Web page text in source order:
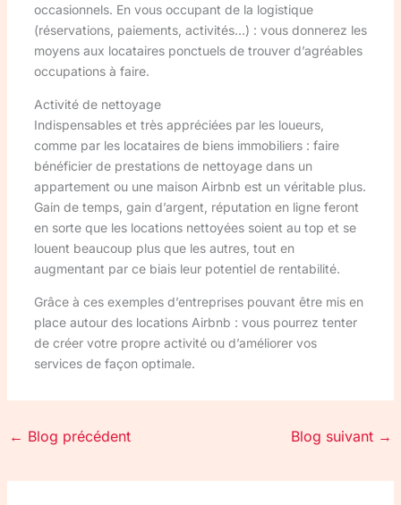
occasionnels. En vous occupant de la logistique
(réservations, paiements, activités…) : vous donnerez les
moyens aux locataires ponctuels de trouver d’agréables
occupations à faire.
Activité de nettoyage
Indispensables et très appréciées par les loueurs,
comme par les locataires de biens immobiliers : faire
bénéficier de prestations de nettoyage dans un
appartement ou une maison Airbnb est un véritable plus.
Gain de temps, gain d’argent, réputation en ligne feront
en sorte que les locations nettoyées soient au top et se
louent beaucoup plus que les autres, tout en
augmentant par ce biais leur potentiel de rentabilité.
Grâce à ces exemples d’entreprises pouvant être mis en
place autour des locations Airbnb : vous pourrez tenter
de créer votre propre activité ou d’améliorer vos
services de façon optimale.
← Blog précédent Blog suivant →